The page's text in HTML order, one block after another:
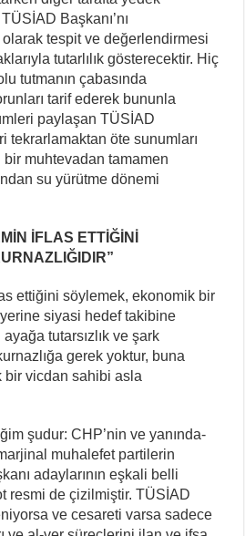
Başkanı’nı
olarak tespit ve değerlendirmesi
tutarlılık gösterecektir. Hiç
tutmanın çabasında
tarif ederek bununla
paylaşan TÜSİAD
tekrarlamaktan öte sunumları
bir muhtevadan tamamen
su yürütme dönemi
İFLAS ETTİĞİNİ
ettiğini söylemek, ekonomik bir
siyasi hedef takibine
tutarsızlık ve şark
gerek yoktur, buna
bir vicdan sahibi asla
şudur: CHP’nin ve yanında-
muhalefet partilerin
adaylarının eşkali belli
resmi de çizilmiştir. TÜSİAD
ve cesareti varsa sadece